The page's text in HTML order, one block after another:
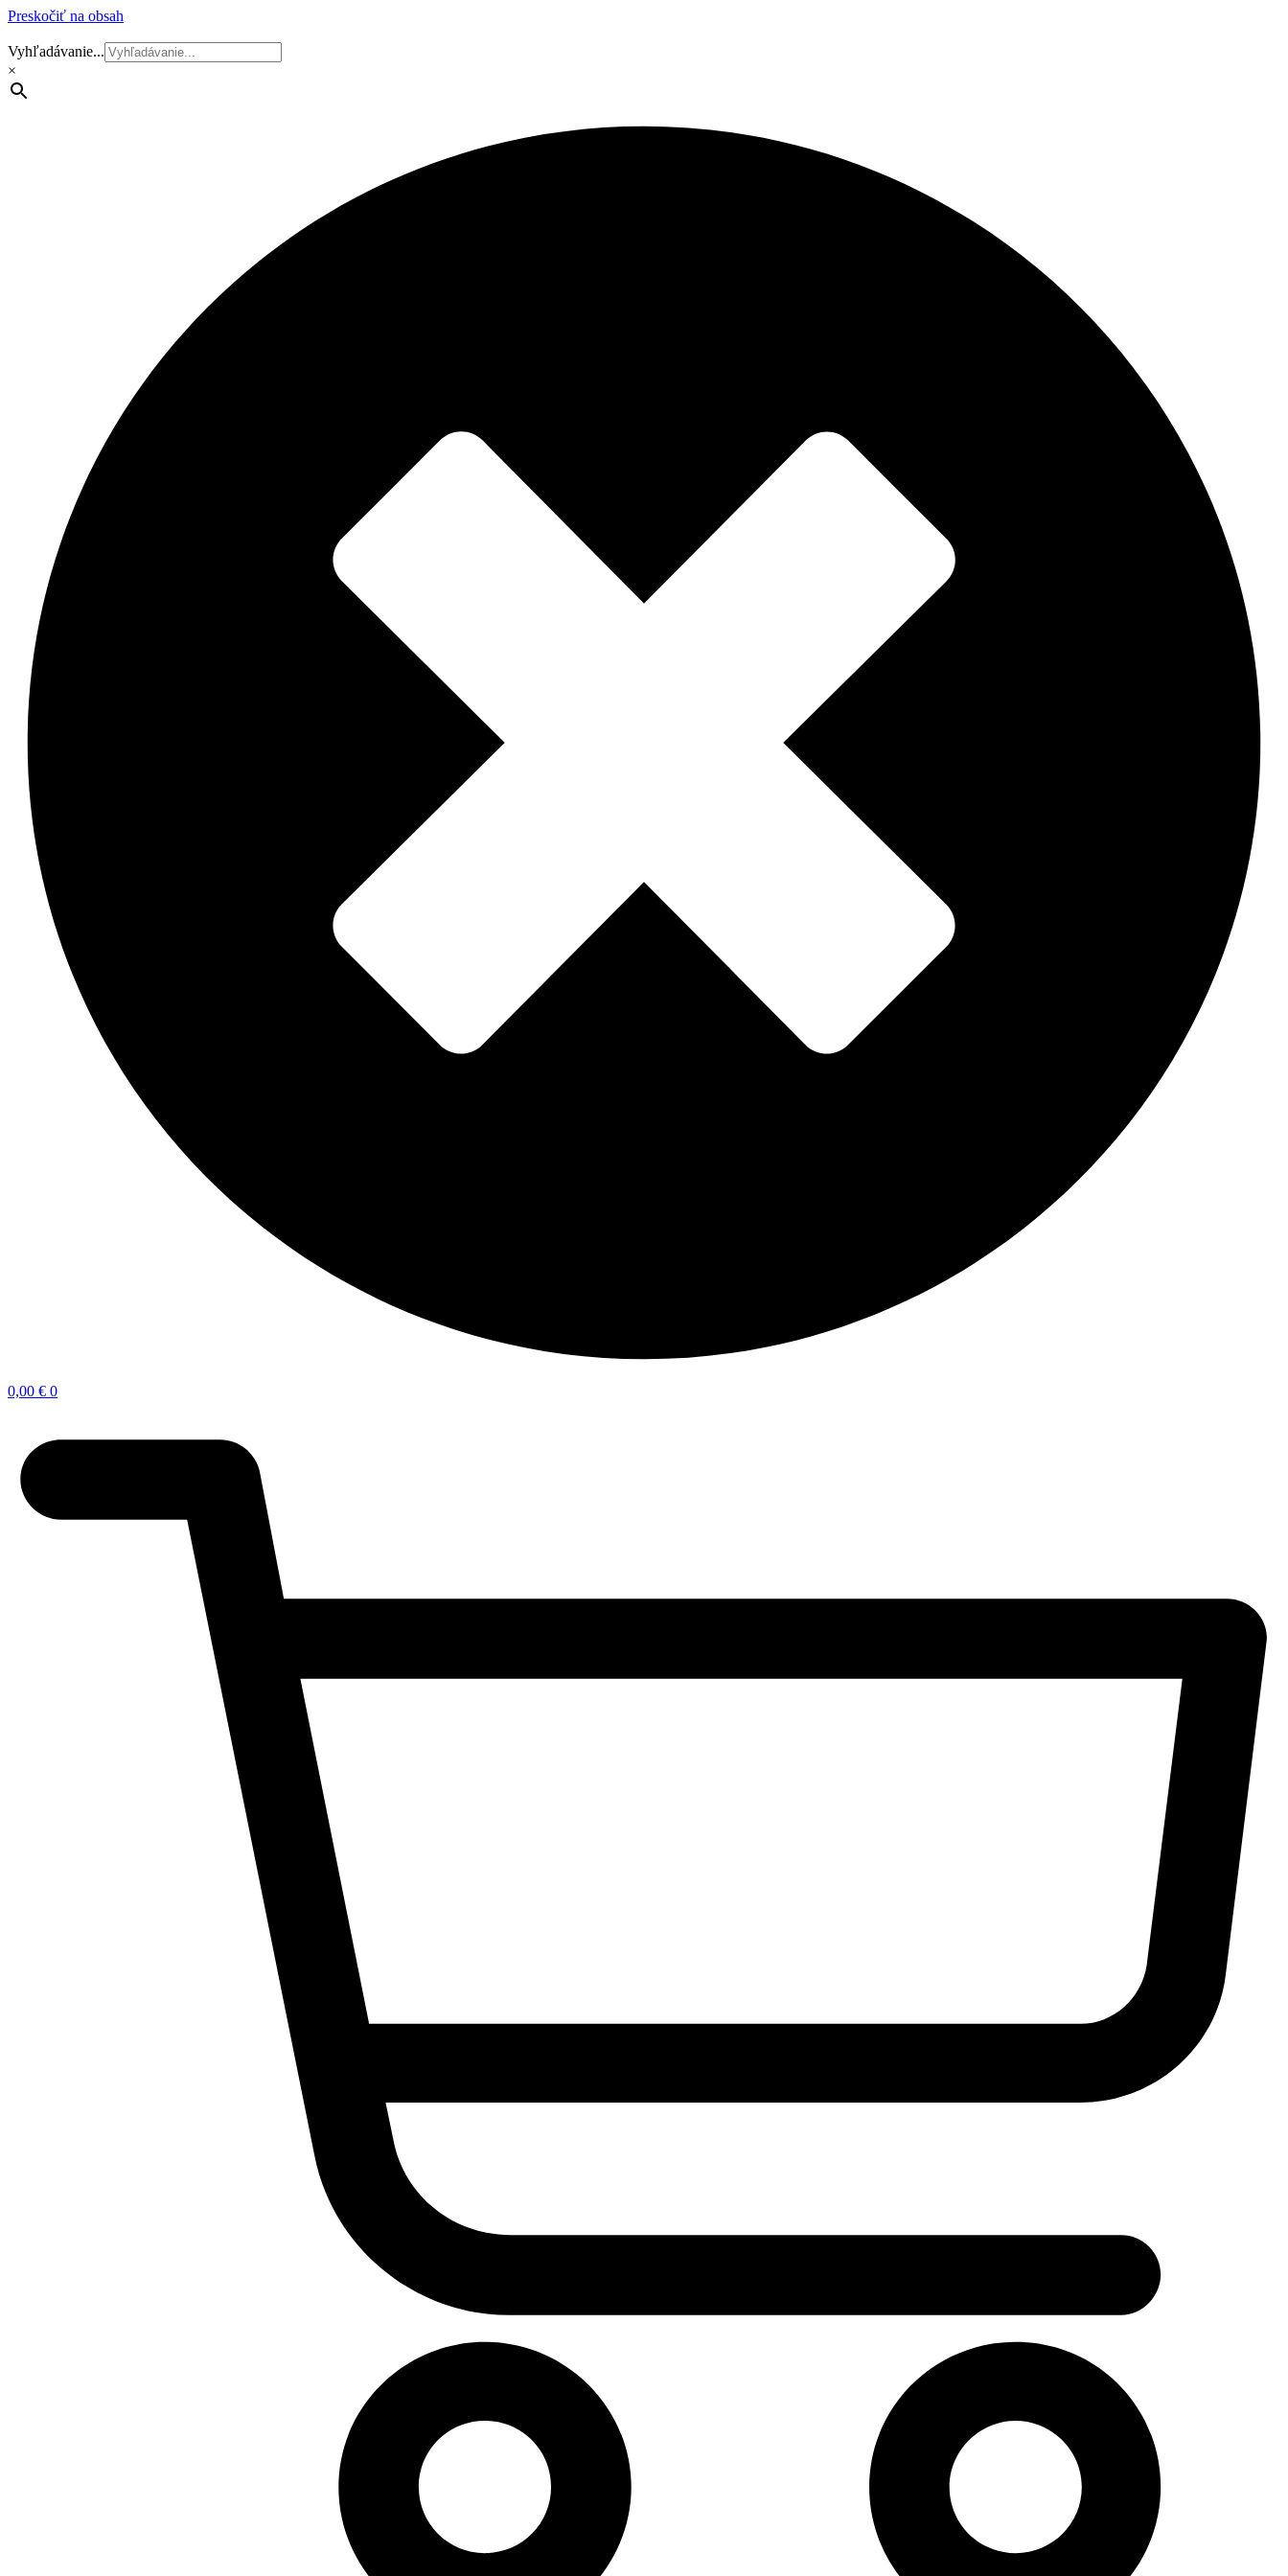
Preskočiť na obsah
Vyhľadávanie...
×
0,00 € 0